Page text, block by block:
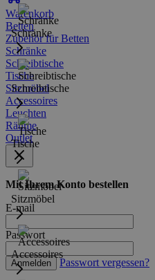
Warenkorb
Schränke
Schreibtische
Tische
Sitzmöbel
Accessoires
Betten
Zubehör für Betten
Schränke
Schreibtische
Tische
Sitzmöbel
Accessoires
Leuchten
Räume
Outlet
Mit Ihrem Konto bestellen
E-mail
Passwort
Anmelden Passwort vergessen?